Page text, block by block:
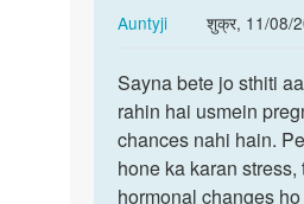
Auntyji
शुक्र, 11/08/
In
to
Me
or
mere
partner
Sayna
bete
jo
sthiti
aap
Sayna bete jo sthiti
rahin hai usmein
chances nahi hain.
hone ka karan
hormonal changes